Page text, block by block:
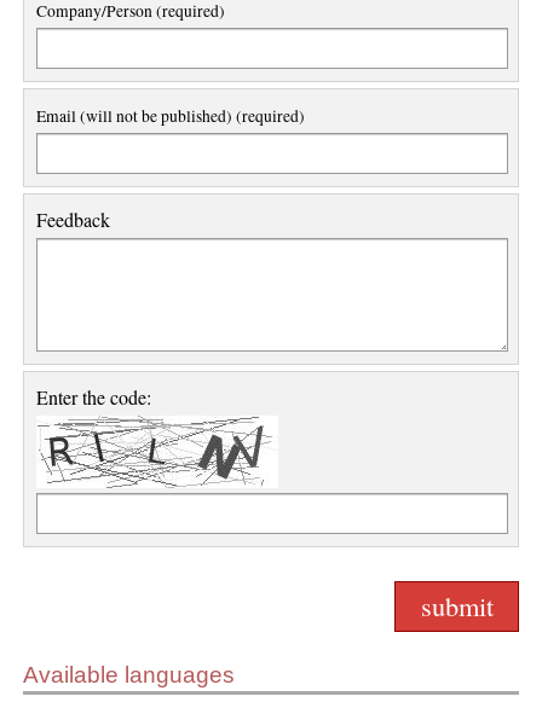
Company/Person (required)
Email (will not be published) (required)
Feedback
Enter the code:
Available languages